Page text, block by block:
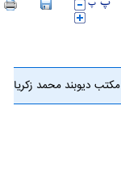
دیوبند محمد زکريا